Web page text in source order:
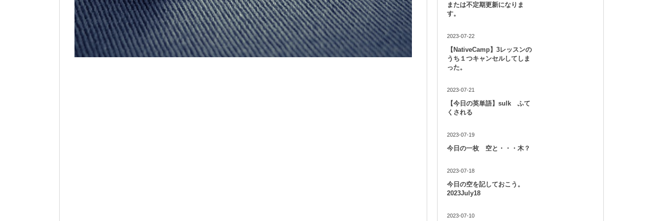
または不定期更新になりま
す。
2023-07-22
【NativeCamp】3レッスンの
うち１つキャンセルしてしま
った。
2023-07-21
【今日の英単語】sulk ふて
くされる
2023-07-19
今日の一枚 空と・・・木？
2023-07-18
今日の空を記しておこう。
2023July18
2023-07-10